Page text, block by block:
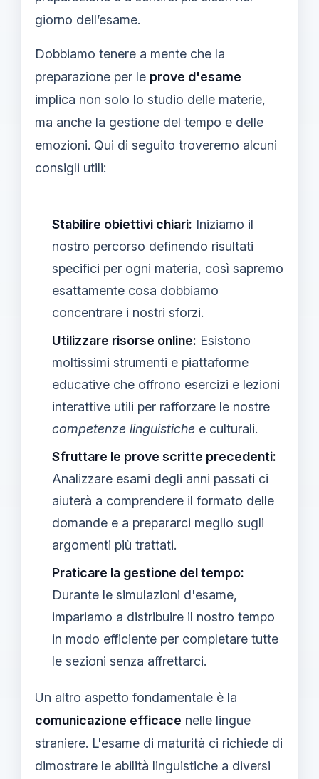
giorno dell’esame.
Dobbiamo tenere a mente che la
preparazione per le prove d'esame
implica non solo lo studio delle materie,
ma anche la gestione del tempo e delle
emozioni. Qui di seguito troveremo alcuni
consigli utili:
Stabilire obiettivi chiari: Iniziamo il
nostro percorso definendo risultati
specifici per ogni materia, così sapremo
esattamente cosa dobbiamo
concentrare i nostri sforzi.
Utilizzare risorse online: Esistono
moltissimi strumenti e piattaforme
educative che offrono esercizi e lezioni
interattive utili per rafforzare le nostre
competenze linguistiche e culturali.
Sfruttare le prove scritte precedenti:
Analizzare esami degli anni passati ci
aiuterà a comprendere il formato delle
domande e a prepararci meglio sugli
argomenti più trattati.
Praticare la gestione del tempo:
Durante le simulazioni d'esame,
impariamo a distribuire il nostro tempo
in modo efficiente per completare tutte
le sezioni senza affrettarci.
Un altro aspetto fondamentale è la
comunicazione efficace nelle lingue
straniere. L'esame di maturità ci richiede di
dimostrare le abilità linguistiche a diversi